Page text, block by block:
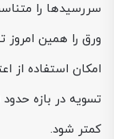
سررسیدها را
ورق را همین
کمتر شود.